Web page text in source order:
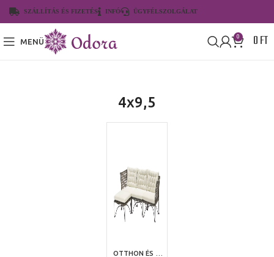
SZÁLLÍTÁS ÉS FIZETÉS INFÓ ÜGYFÉLSZOLGÁLAT
MENÜ
0 0FT
4x9,5